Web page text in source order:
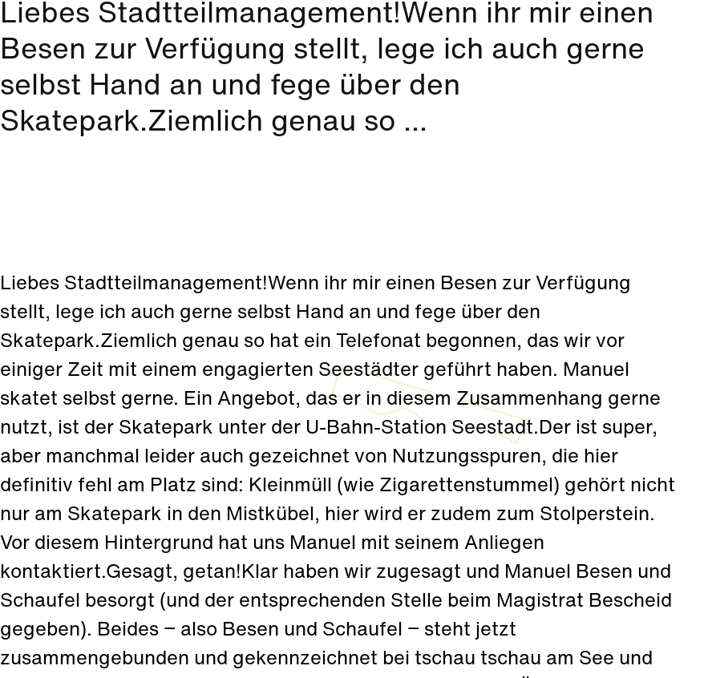
Liebes Stadtteilmanagement!Wenn ihr mir einen
Besen zur Verfügung stellt, lege ich auch gerne
selbst Hand an und fege über den
Skatepark.Ziemlich genau so ...
Liebes Stadtteilmanagement!Wenn ihr mir einen Besen zur Verfügung
stellt, lege ich auch gerne selbst Hand an und fege über den
Skatepark.Ziemlich genau so hat ein Telefonat begonnen, das wir vor
einiger Zeit mit einem engagierten Seestädter geführt haben. Manuel
skatet selbst gerne. Ein Angebot, das er in diesem Zusammenhang gerne
nutzt, ist der Skatepark unter der U-Bahn-Station Seestadt.Der ist super,
aber manchmal leider auch gezeichnet von Nutzungsspuren, die hier
definitiv fehl am Platz sind: Kleinmüll (wie Zigarettenstummel) gehört nicht
nur am Skatepark in den Mistkübel, hier wird er zudem zum Stolperstein.
Vor diesem Hintergrund hat uns Manuel mit seinem Anliegen
kontaktiert.Gesagt, getan!Klar haben wir zugesagt und Manuel Besen und
Schaufel besorgt (und der entsprechenden Stelle beim Magistrat Bescheid
gegeben). Beides − also Besen und Schaufel − steht jetzt
zusammengebunden und gekennzeichnet bei tschau tschau am See und